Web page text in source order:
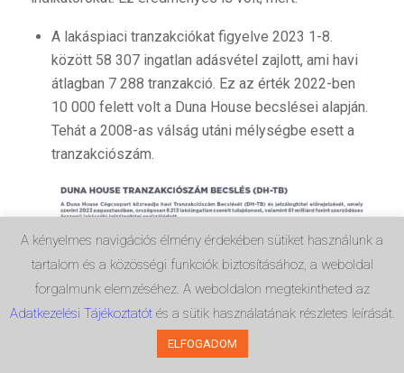
A lakáspiaci tranzakciókat figyelve 2023 1-8.
között 58 307 ingatlan adásvétel zajlott, ami havi
átlagban 7 288 tranzakció. Ez az érték 2022-ben
10 000 felett volt a Duna House becslései alapján.
Tehát a 2008-as válság utáni mélységbe esett a
tranzakciószám.
A kényelmes navigációs élmény érdekében sütiket használunk a
tartalom és a közösségi funkciók biztosításához, a weboldal
forgalmunk elemzéséhez. A weboldalon megtekintheted az
Adatkezelési Tájékoztatót és a sütik használatának részletes leírását.
ELFOGADOM